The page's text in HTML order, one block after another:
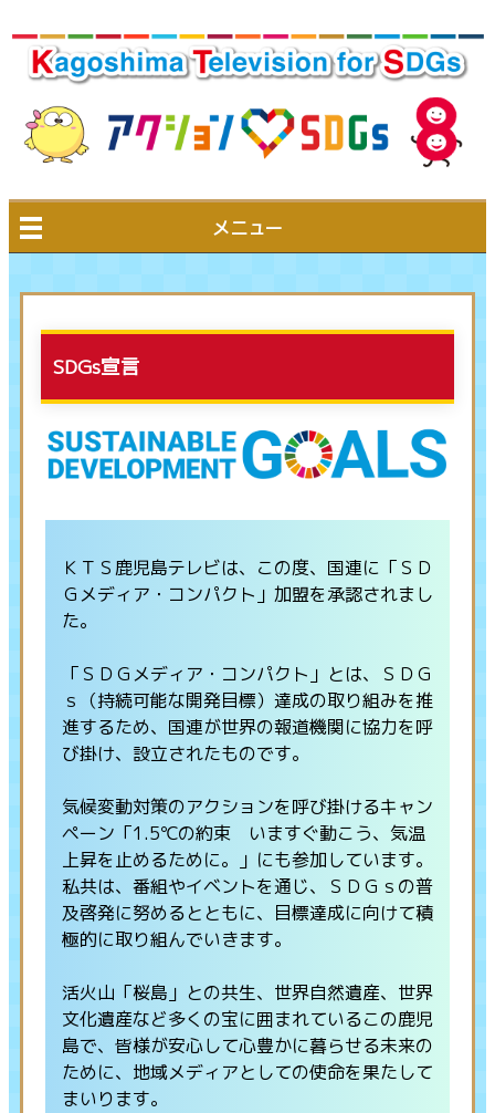
メニュー
SDGs宣言
ＫＴＳ鹿児島テレビは、この度、国連に「ＳＤ
Ｇメディア・コンパクト」加盟を承認されまし
た。
「ＳＤＧメディア・コンパクト」とは、ＳＤＧ
ｓ（持続可能な開発目標）達成の取り組みを推
進するため、国連が世界の報道機関に協力を呼
び掛け、設立されたものです。
気候変動対策のアクションを呼び掛けるキャン
ペーン「1.5℃の約束 いますぐ動こう、気温
上昇を止めるために。」にも参加しています。
私共は、番組やイベントを通じ、ＳＤＧｓの普
及啓発に努めるとともに、目標達成に向けて積
極的に取り組んでいきます。
活火山「桜島」との共生、世界自然遺産、世界
文化遺産など多くの宝に囲まれているこの鹿児
島で、皆様が安心して心豊かに暮らせる未来の
ために、地域メディアとしての使命を果たして
まいります。